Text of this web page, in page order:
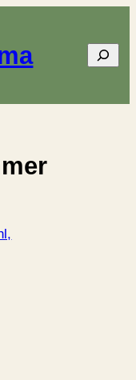
Sök